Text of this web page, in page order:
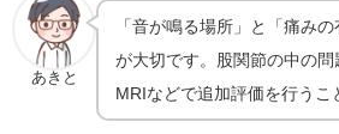
あきと
「音が鳴る場所」と「痛み
が大切です。股関節の中の問
MRIなどで追加評価を行うこ